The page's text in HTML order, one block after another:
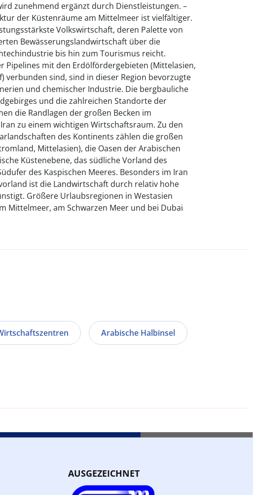
zunehmend ergänzt durch Dienstleistungen. –
der Küstenräume am Mittelmeer ist vielfältiger.
Volkswirtschaft, deren Palette von
Bewässerungslandwirtschaft über die
bis hin zum Tourismus reicht.
Pipelines mit den Erdölfördergebieten (Mittelasien,
verbunden sind, sind in dieser Region bevorzugte
und chemischer Industrie. Die bergbauliche
und die zahlreichen Standorte der
die Randlagen der großen Becken im
zu einem wichtigen Wirtschaftsraum. Zu den
des Kontinents zählen die großen
Mittelasien), die Oasen der Arabischen
Küstenebene, das südliche Vorland des
des Kaspischen Meeres. Besonders im Iran
ist die Landwirtschaft durch relativ hohe
Größere Urlaubsregionen in Westasien
Mittelmeer, am Schwarzen Meer und bei Dubai
Arabische Halbinsel
AUSGEZEICHNET